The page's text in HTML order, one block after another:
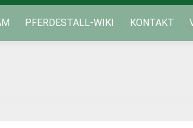
PFERDESTALL-WIKI KONTAKT